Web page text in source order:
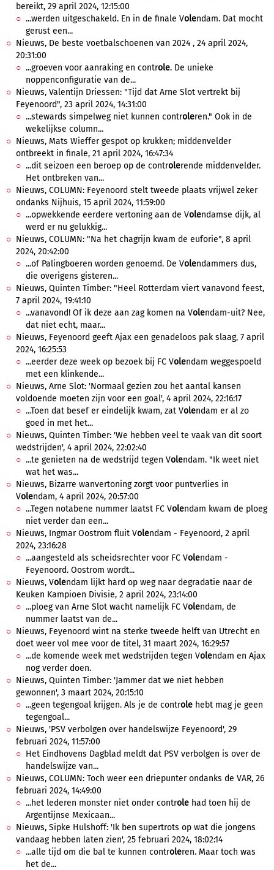
bereikt, 29 april 2024, 12:15:00
...werden uitgeschakeld. En in de finale Volendam. Dat mocht
gerust een...
Nieuws, De beste voetbalschoenen van 2024 , 24 april 2024,
20:31:00
...groeven voor aanraking en controle. De unieke
noppenconfiguratie van de...
Nieuws, Valentijn Driessen: "Tijd dat Arne Slot vertrekt bij
Feyenoord", 23 april 2024, 14:31:00
...stewards simpelweg niet kunnen controleren." Ook in de
wekelijkse column...
Nieuws, Mats Wieffer gespot op krukken; middenvelder
ontbreekt in finale, 21 april 2024, 16:47:34
...dit seizoen een beroep op de controlerende middenvelder.
Het ontbreken van...
Nieuws, COLUMN: Feyenoord stelt tweede plaats vrijwel zeker
ondanks Nijhuis, 15 april 2024, 11:59:00
...opwekkende eerdere vertoning aan de Volendamse dijk, al
werd er nu gelukkig...
Nieuws, COLUMN: "Na het chagrijn kwam de euforie", 8 april
2024, 20:42:00
...of Palingboeren worden genoemd. De Volendammers dus,
die overigens gisteren...
Nieuws, Quinten Timber: "Heel Rotterdam viert vanavond feest,
7 april 2024, 19:41:10
...vanavond! Of ik deze aan zag komen na Volendam-uit? Nee,
dat niet echt, maar...
Nieuws, Feyenoord geeft Ajax een genadeloos pak slaag, 7 april
2024, 16:25:53
...eerder deze week op bezoek bij FC Volendam weggespoeld
met een klinkende...
Nieuws, Arne Slot: 'Normaal gezien zou het aantal kansen
voldoende moeten zijn voor een goal', 4 april 2024, 22:16:17
...Toen dat besef er eindelijk kwam, zat Volendam er al zo
goed in met het...
Nieuws, Quinten Timber: 'We hebben veel te vaak van dit soort
wedstrijden', 4 april 2024, 22:02:40
...te genieten na de wedstrijd tegen Volendam. "Ik weet niet
wat het was...
Nieuws, Bizarre wanvertoning zorgt voor puntverlies in
Volendam, 4 april 2024, 20:57:00
...Tegen notabene nummer laatst FC Volendam kwam de ploeg
niet verder dan een...
Nieuws, Ingmar Oostrom fluit Volendam - Feyenoord, 2 april
2024, 23:16:28
...aangesteld als scheidsrechter voor FC Volendam -
Feyenoord. Oostrom wordt...
Nieuws, Volendam lijkt hard op weg naar degradatie naar de
Keuken Kampioen Divisie, 2 april 2024, 23:14:00
...ploeg van Arne Slot wacht namelijk FC Volendam, de
nummer laatst van de...
Nieuws, Feyenoord wint na sterke tweede helft van Utrecht en
doet weer vol mee voor de titel, 31 maart 2024, 16:29:57
...de komende week met wedstrijden tegen Volendam en Ajax
nog verder doen.
Nieuws, Quinten Timber: 'Jammer dat we niet hebben
gewonnen', 3 maart 2024, 20:15:10
...geen tegengoal krijgen. Als je de controle hebt mag je geen
tegengoal...
Nieuws, 'PSV verbolgen over handelswijze Feyenoord', 29
februari 2024, 11:57:00
Het Eindhovens Dagblad meldt dat PSV verbolgen is over de
handelswijze van...
Nieuws, COLUMN: Toch weer een driepunter ondanks de VAR, 26
februari 2024, 14:49:00
...het lederen monster niet onder controle had toen hij de
Argentijnse Mexicaan...
Nieuws, Sipke Hulshoff: 'Ik ben supertrots op wat die jongens
vandaag hebben laten zien', 25 februari 2024, 18:02:14
...alle tijd om die bal te kunnen controleren. Maar toch was
het de...